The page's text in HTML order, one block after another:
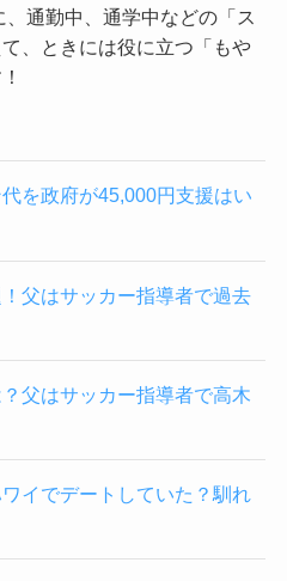
通勤中、通学中などの「ス
、ときには役に立つ「もや
を政府が45,000円支援はい
父はサッカー指導者で過去
父はサッカー指導者で高木
イでデートしていた？馴れ